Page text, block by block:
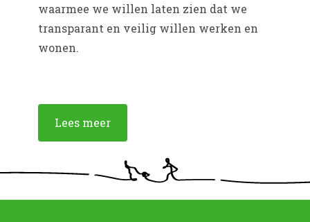
waarmee we willen laten zien dat we
transparant en veilig willen werken en
wonen.
Lees meer